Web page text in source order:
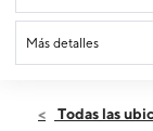
Más detalles
Viernes:10:00
Todas las